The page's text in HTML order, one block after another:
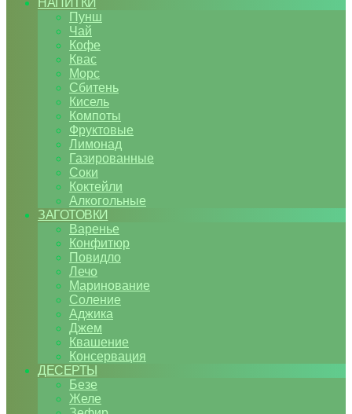
НАПИТКИ
Пунш
Чай
Кофе
Квас
Морс
Сбитень
Кисель
Компоты
Фруктовые
Лимонад
Газированные
Соки
Коктейли
Алкогольные
ЗАГОТОВКИ
Варенье
Конфитюр
Повидло
Лечо
Маринование
Соление
Аджика
Джем
Квашение
Консервация
ДЕСЕРТЫ
Безе
Желе